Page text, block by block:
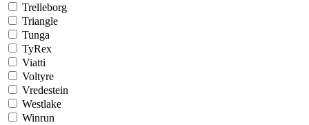
Trelleborg
Triangle
Tunga
TyRex
Viatti
Voltyre
Vredestein
Westlake
Winrun